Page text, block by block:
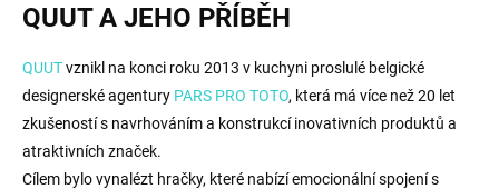
QUUT A JEHO PŘÍBĚH
QUUTvznikl na konci roku 2013 v kuchyni proslulé belgické
designerské agentury PARS PRO TOTO, která má více než 20 let
zkušeností s navrhováním a konstrukcí inovativních produktů a
atraktivních značek.
Cílem bylo vynalézt hračky, které nabízí emocionální spojení s